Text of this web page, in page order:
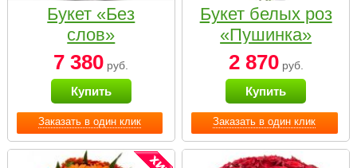
Заказать в один клик
Букет «Без
слов»
7 380 руб.
Купить
Заказать в один клик
Букет белых роз
«Пушинка»
2 870руб.
Купить